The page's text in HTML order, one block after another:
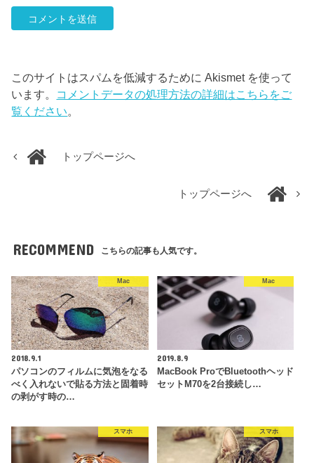
このサイトはスパムを低減するために Akismet を使って
います。 コメントデータの処理方法の詳細はこちらをご
覧ください。
トップページへ
トップページへ
RECOMMEND こちらの記事も人気です。
Mac
2018.9.1
パソコンのフィルムに気泡をなる
べく入れないで貼る方法と固着時
の剥がす時の…
Mac
2019.8.9
MacBook ProでBluetoothヘッド
セットM70を2台接続し…
スマホ スマホ